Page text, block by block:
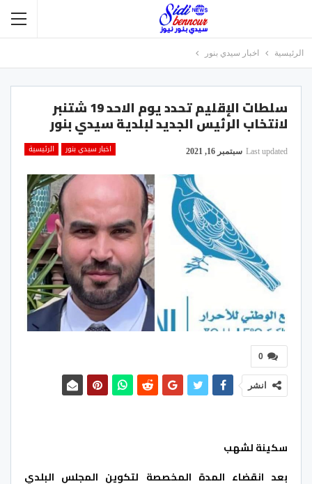
الرئيسية اخبار سيدي بنور
سلطات الإقليم تحدد يوم الاحد 19 شتنبر
لانتخاب الرئيس الجديد لبلدية سيدي بنور
اخبار سيدي بنور الرئيسية Last updated سبتمبر 16, 2021
0
انشر
سكينة لشهب
بعد انقضاء المدة المخصصة لتكوين المجلس البلدي